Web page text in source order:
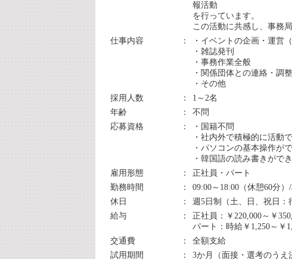
報活動
を行っています。
この活動に共感し、事務
仕事内容
：
・イベントの企画・運営
・雑誌発刊
・事務作業全般
・関係団体との連絡・調整
・その他
採用人数
：
1～2名
年齢
：
不問
応募資格
：
・国籍不問
・社内外で積極的に活動
・パソコンの基本操作が
・韓国語の読み書きがで
雇用形態
：
正社員・パート
勤務時間
：
09:00～18:00（休憩60分）
休日
：
週5日制（土、日、祝日
給与
：
正社員：￥220,000～￥
パート：時給￥1,250～￥
交通費
：
全額支給
試用期間
：
3か月（面接・選考のうえ